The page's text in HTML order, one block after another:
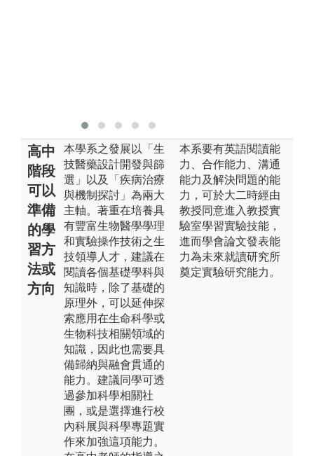
高中
階段
可以
準備
的學
習方
法或
方向
本學系之發展以「生
技醫藥設計開發與篩
選」以及「疾病治療
與機制探討」為兩大
主軸。著重在培養具
有豐富生物醫學學理
和實驗操作技術之生
技領導人才，建議在
閱讀各個基礎學科與
知識時，除了基礎的
原理外，可以延伸探
索應用在生命科學或
生物科技相關領域的
知識，因此也需要具
備歸納與融會貫通的
能力。建議同學可透
過參加科學相關社
團，或是選擇進行校
內科展與科學專題實
作來加強這項能力。
本系要有英語閱讀能
力、合作能力、溝通
能力及解決問題的能
力，可於大二時經由
教授同意進入教授實
驗室學習實驗技能，
進而學會論文發表能
力為未來就讀研究所
奠定實驗研究能力。